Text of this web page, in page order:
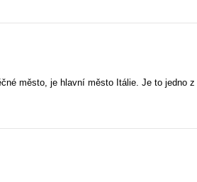
město, je hlavní město Itálie. Je to jedno z